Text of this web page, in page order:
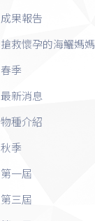
成果報告
搶救懷孕的海鱺媽媽
春季
最新消息
物種介紹
秋季
第一屆
第三屆